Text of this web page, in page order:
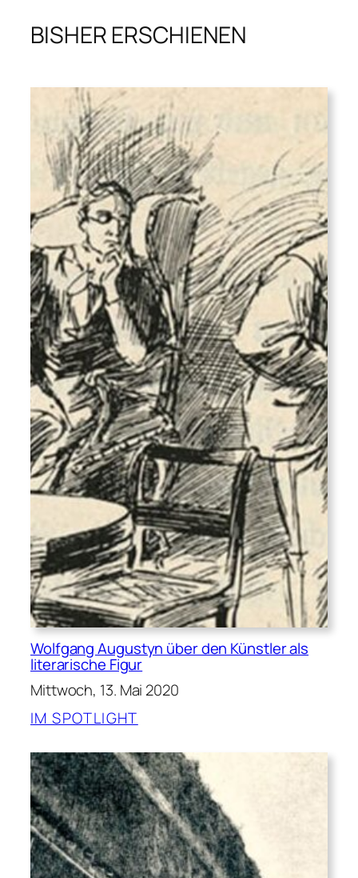
Konstruktionen
BISHER ERSCHIENEN
Wolfgang Augustyn über den Künstler als
literarische Figur
Mittwoch, 13. Mai 2020
IM SPOTLIGHT